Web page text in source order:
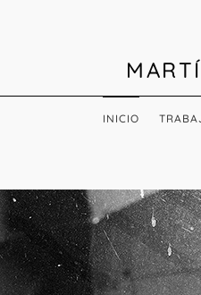
INICIO